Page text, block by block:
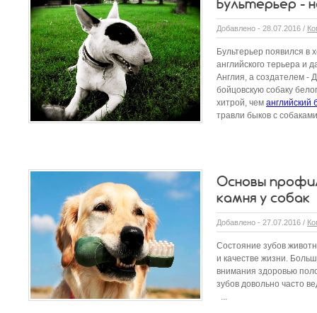
Добавлено - 28.07.2016 /
Бультерьер появился в
английского терьера и
Англия, а создателем -
бойцовскую собаку
хитрой, чем английский
травли быков с
Основы
камня у собак
Добавлено - 27.07.2016 /
Состояние зубов
и качестве жизни.
внимания здоровью
зубов довольно часто
...